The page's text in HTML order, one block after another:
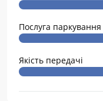
Послуга паркування
Якість передачі